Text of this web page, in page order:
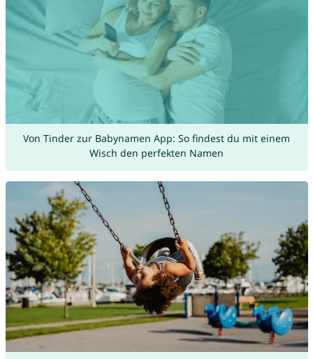
Von Tinder zur Babynamen App: So findest du mit einem
Wisch den perfekten Namen